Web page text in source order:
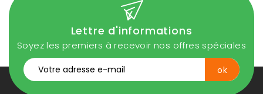
Lettre d'informations
Soyez les premiers à recevoir nos offres spéciales